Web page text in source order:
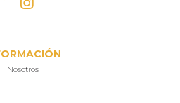
Nosotros